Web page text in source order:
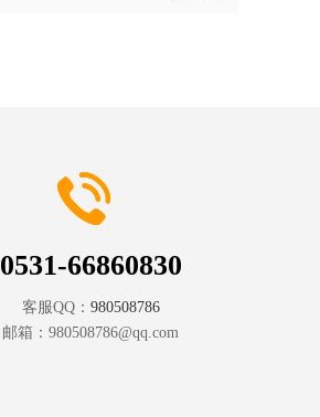
0531-66860830
客服QQ： 980508786
邮箱： 980508786@qq.com